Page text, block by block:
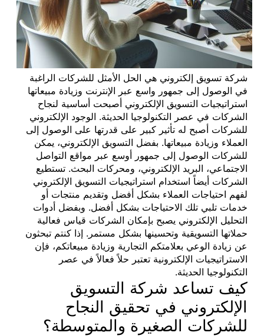
شركة تسويق إلكتروني هي الحل الأمثل للشركات الراغبة
في الوصول إلى جمهور واسع عبر الإنترنت وزيادة مبيعاتها
استراتيجيات التسويق الإلكتروني أصبحت أساسية لنجاح
الشركات في عصر التكنولوجيا الحديثة. الوجود الإلكتروني
للشركات أصبح له تأثير كبير على قدرتها على الوصول إلى
العملاء وزيادة مبيعاتها. بفضل التسويق الإلكتروني، يمكن
للشركات الوصول إلى جمهور أوسع عبر مواقع التواصل
الاجتماعي، البريد الإلكتروني، ومحركات البحث. تستطيع
الشركات أيضاً استخدام استراتيجيات التسويق الإلكتروني
لفهم احتياجات العملاء بشكل أفضل وتقديم منتجات أو
خدمات تلبي تلك الاحتياجات بشكل أفضل. وبفضل أدوات
التحليل الإلكتروني يصبح بإمكان الشركات قياس فعالية
حملاتها التسويقية وتحسينها بشكل مستمر. إذا كنتم تبحثون
عن زيادة الوعي بعلامتكم التجارية وزيادة مبيعاتكم، فإن
الاستراتيجيات الإلكترونية تعتبر حلاً فعالاً في عصر
التكنولوجيا الحديثة.
كيف تساعد شركة التسويق
الإلكتروني في تحقيق النجاح
للشركات الصغيرة والمتوسطة؟